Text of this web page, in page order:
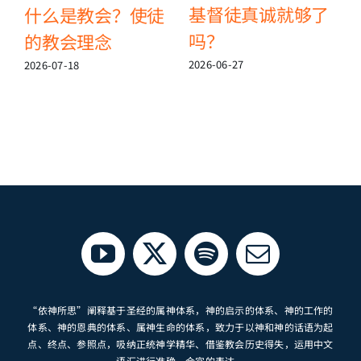
什么是教会？使徒
的教会理念
2026-07-18
基督徒真诚就够了
吗？
2026-06-27
“依神所思”阐释基于圣经的属神体系，神的启示的体系、神的工作的
体系、神的恩典的体系、属神生命的体系，致力于以神和神的话语为起
点、终点、参照点，吸纳正统神学精华、借鉴教会历史得失，运用中文